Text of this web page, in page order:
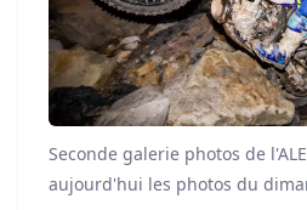
Seconde galerie photos de
aujourd'hui les photos du